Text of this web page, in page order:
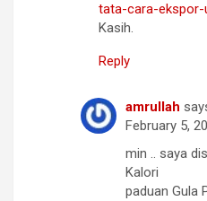
tata-cara-
Kasih.
Reply
amrullah
February 5,
min .. saya
Kalori
paduan Gula